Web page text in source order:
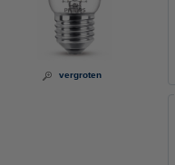
vergroten